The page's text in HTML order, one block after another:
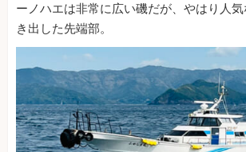
ーノハエは非常に広い磯だが、やはり人
き出した先端部。